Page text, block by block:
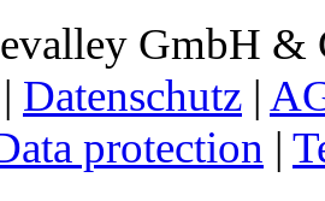
GmbH &
| Datenschutz |
protection |